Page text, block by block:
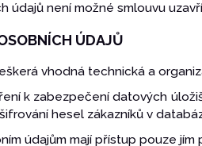
údajů není možné smlouvu
ÚDAJŮ
vhodná technická a
k zabezpečení datových
hesel zákazníků v
údajům mají přístup pouze